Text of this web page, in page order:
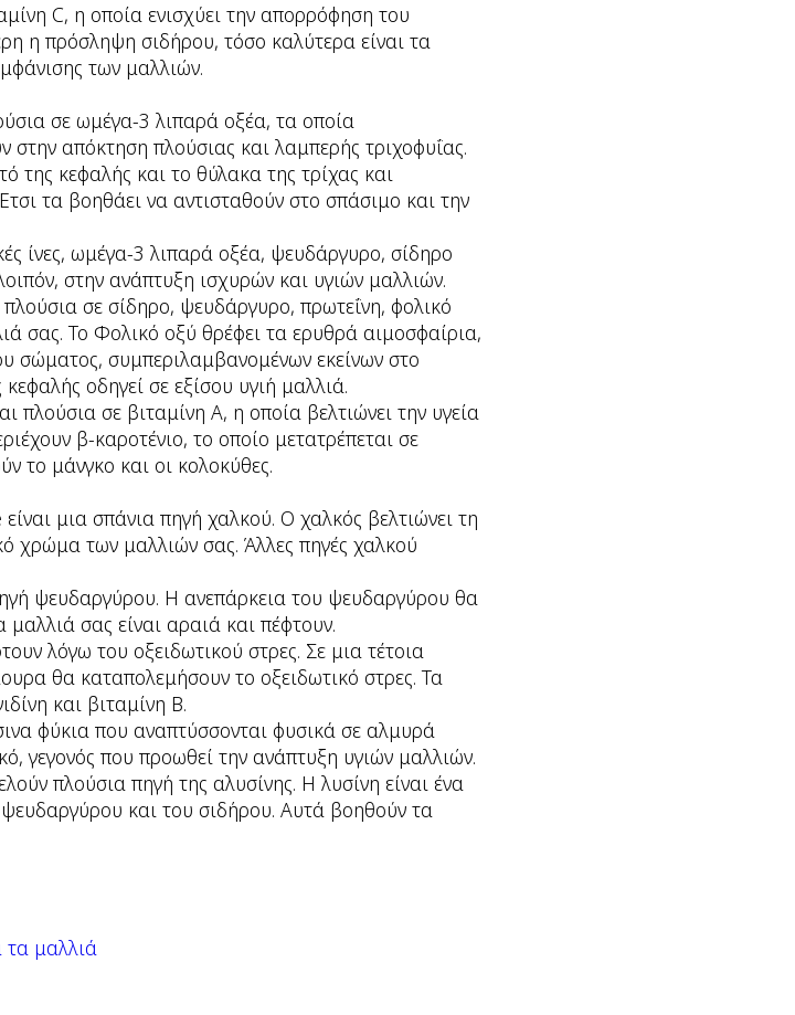
C, η οποία ενισχύει την απορρόφηση του
η πρόσληψη σιδήρου, τόσο καλύτερα είναι τα
των μαλλιών.
σε ωμέγα-3 λιπαρά οξέα, τα οποία
απόκτηση πλούσιας και λαμπερής τριχοφυΐας.
της κεφαλής και το θύλακα της τρίχας και
τα βοηθάει να αντισταθούν στο σπάσιμο και την
ίνες, ωμέγα-3 λιπαρά οξέα, ψευδάργυρο, σίδηρο
στην ανάπτυξη ισχυρών και υγιών μαλλιών.
σε σίδηρο, ψευδάργυρο, πρωτεΐνη, φολικό
σας. Το Φολικό οξύ θρέφει τα ερυθρά αιμοσφαίρια,
σώματος, συμπεριλαμβανομένων εκείνων στο
οδηγεί σε εξίσου υγιή μαλλιά.
πλούσια σε βιταμίνη Α, η οποία βελτιώνει την υγεία
β-καροτένιο, το οποίο μετατρέπεται σε
το μάνγκο και οι κολοκύθες.
μια σπάνια πηγή χαλκού. Ο χαλκός βελτιώνει τη
χρώμα των μαλλιών σας. Άλλες πηγές χαλκού
ψευδαργύρου. Η ανεπάρκεια του ψευδαργύρου θα
σας είναι αραιά και πέφτουν.
λόγω του οξειδωτικού στρες. Σε μια τέτοια
θα καταπολεμήσουν το οξειδωτικό στρες. Τα
και βιταμίνη Β.
φύκια που αναπτύσσονται φυσικά σε αλμυρά
γεγονός που προωθεί την ανάπτυξη υγιών μαλλιών.
πλούσια πηγή της αλυσίνης. Η λυσίνη είναι ένα
και του σιδήρου. Αυτά βοηθούν τα
τα μαλλιά